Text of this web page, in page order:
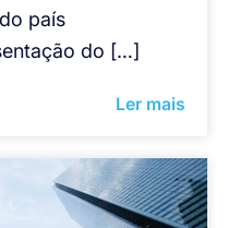
país
do […]
Ler mais